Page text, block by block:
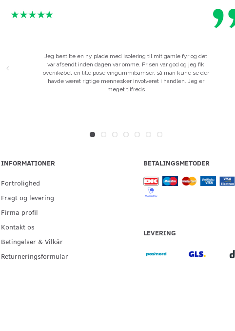
Jeg bestilte en ny plade med isolering til mit gamle fyr og det
var afsendt inden dagen var omme. Prisen var god og jeg fik
ovenikøbet en lille pose vingummibamser, så man kune se der
havde været rigtige mennesker involveret i handlen. Jeg er
meget tilfreds
INFORMATIONER
Fortrolighed
Fragt og levering
Firma profil
Kontakt os
Betingelser & Vilkår
Returneringsformular
BETALINGSMETODER
LEVERING